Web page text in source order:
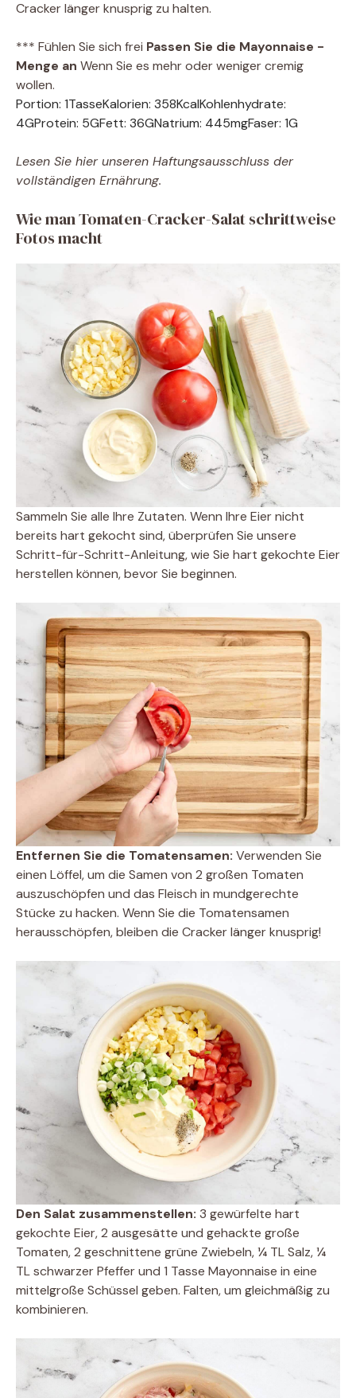
Cracker länger knusprig zu halten.
*** Fühlen Sie sich frei Passen Sie die Mayonnaise -
Menge an Wenn Sie es mehr oder weniger cremig
wollen.
Portion: 1TasseKalorien: 358KcalKohlenhydrate:
4GProtein: 5GFett: 36GNatrium: 445mgFaser: 1G
Lesen Sie hier unseren Haftungsausschluss der
vollständigen Ernährung.
Wie man Tomaten-Cracker-Salat schrittweise
Fotos macht
Sammeln Sie alle Ihre Zutaten. Wenn Ihre Eier nicht
bereits hart gekocht sind, überprüfen Sie unsere
Schritt-für-Schritt-Anleitung, wie Sie hart gekochte Eier
herstellen können, bevor Sie beginnen.
Entfernen Sie die Tomatensamen: Verwenden Sie
einen Löffel, um die Samen von 2 großen Tomaten
auszuschöpfen und das Fleisch in mundgerechte
Stücke zu hacken. Wenn Sie die Tomatensamen
herausschöpfen, bleiben die Cracker länger knusprig!
Den Salat zusammenstellen: 3 gewürfelte hart
gekochte Eier, 2 ausgesätte und gehackte große
Tomaten, 2 geschnittene grüne Zwiebeln, ¼ TL Salz, ¼
TL schwarzer Pfeffer und 1 Tasse Mayonnaise in eine
mittelgroße Schüssel geben. Falten, um gleichmäßig zu
kombinieren.